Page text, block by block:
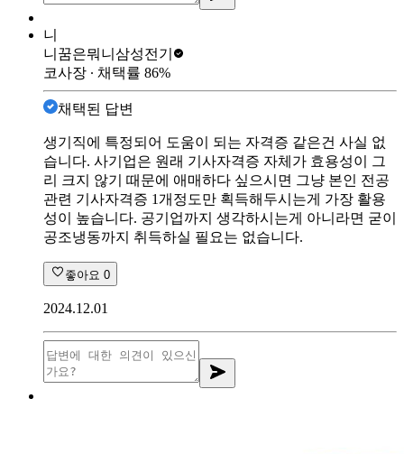
니
니꿈은뭐니 삼성전기
코사장 ∙ 채택률 86%
채택된 답변
생기직에 특정되어 도움이 되는 자격증 같은건 사실 없
습니다. 사기업은 원래 기사자격증 자체가 효용성이 그
리 크지 않기 때문에 애매하다 싶으시면 그냥 본인 전공
관련 기사자격증 1개정도만 획득해두시는게 가장 활용
성이 높습니다. 공기업까지 생각하시는게 아니라면 굳이
공조냉동까지 취득하실 필요는 없습니다.
좋아요 0
2024.12.01